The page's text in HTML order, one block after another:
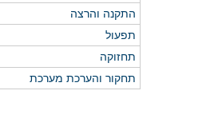
התקנה והרצה
תפעול
תחזוקה
תחקור והערכת מערכת